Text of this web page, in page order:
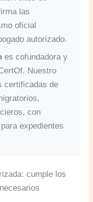
las
oficial
autorizado.
es cofundadora y
Nuestro
certificadas de
con
expedientes
cumple los